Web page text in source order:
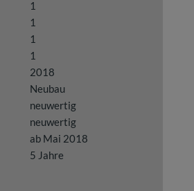
1
1
1
1
2018
Neubau
neuwertig
neuwertig
ab Mai 2018
5 Jahre